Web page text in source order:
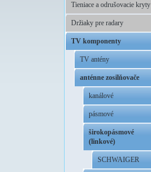
Tieniace a odrušovacie kryty
Držiaky pre radary
TV komponenty
TV antény
anténne zosilňovače
kanálové
pásmové
širokopásmové
(linkové)
SCHWAIGER